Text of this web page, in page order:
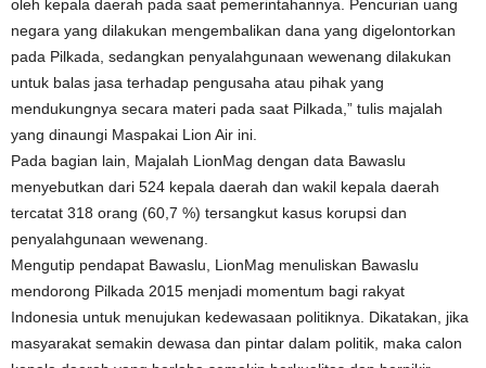
oleh kepala daerah pada saat pemerintahannya. Pencurian uang
negara yang dilakukan mengembalikan dana yang digelontorkan
pada Pilkada, sedangkan penyalahgunaan wewenang dilakukan
untuk balas jasa terhadap pengusaha atau pihak yang
mendukungnya secara materi pada saat Pilkada,” tulis majalah
yang dinaungi Maspakai Lion Air ini.
Pada bagian lain, Majalah LionMag dengan data Bawaslu
menyebutkan dari 524 kepala daerah dan wakil kepala daerah
tercatat 318 orang (60,7 %) tersangkut kasus korupsi dan
penyalahgunaan wewenang.
Mengutip pendapat Bawaslu, LionMag menuliskan Bawaslu
mendorong Pilkada 2015 menjadi momentum bagi rakyat
Indonesia untuk menujukan kedewasaan politiknya. Dikatakan, jika
masyarakat semakin dewasa dan pintar dalam politik, maka calon